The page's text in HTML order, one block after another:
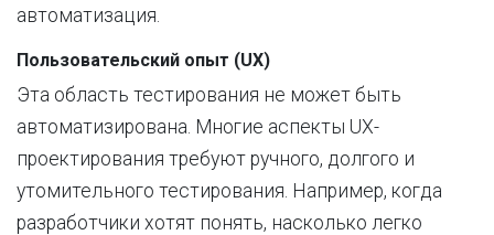
автоматизация.
Пользовательский опыт (UX)
Эта область тестирования не может быть
автоматизирована. Многие аспекты UX-
проектирования требуют ручного, долгого и
утомительного тестирования. Например, когда
разработчики хотят понять, насколько легко